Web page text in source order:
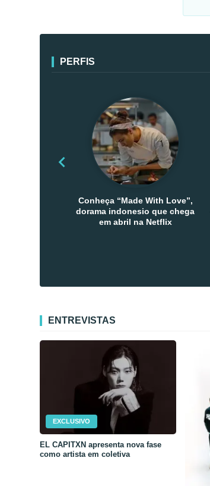
PERFIS
Conheça “Made With Love”,
dorama indonesio que chega
em abril na Netflix
ENTREVISTAS
EXCLUSIVO
EL CAPITXN apresenta nova fase
como artista em coletiva